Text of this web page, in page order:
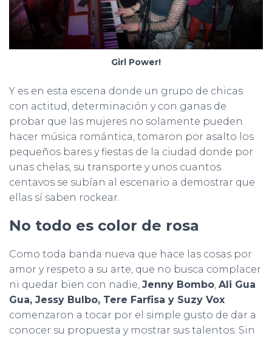
Girl Power!
Y es en esta escena donde un grupo de chicas
con actitud, determinación y con ganas de
probar que las mujeres no solamente pueden
hacer música romántica, tomaron por asalto los
pequeños bares y fiestas de la ciudad donde por
unas chelas, su transporte y unos cuantos
centavos se subían al escenario a demostrar que
ellas sí saben rockear.
No todo es color de rosa
Como toda banda nueva que hace las cosas por
amor y respeto a su arte, que no busca complacer
ni quedar bien con nadie, Jenny Bombo, Ali Gua
Gua, Jessy Bulbo, Tere Farfisa y Suzy Vox
comenzaron a tocar por el simple gusto de dar a
conocer su propuesta y mostrar sus talentos. Sin